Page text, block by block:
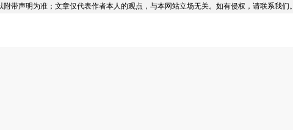
带声明为准；文章仅代表作者本人的观点，与本网站立场无关。如有侵权，请联系我们。